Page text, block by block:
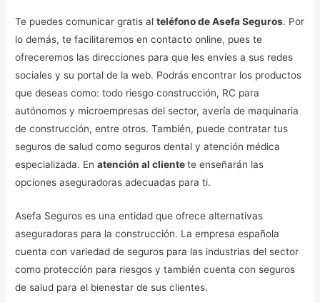
Te puedes comunicar gratis alteléfono de Asefa Seguros. Por
lo demás, te facilitaremos en contacto online, pues te
ofreceremos las direcciones para que les envíes a sus redes
sociales y su portal de la web. Podrás encontrar los productos
que deseas como: todo riesgo construcción, RC para
autónomos y microempresas del sector, avería de maquinaria
de construcción, entre otros. También, puede contratar tus
seguros de salud como seguros dental y atención médica
especializada. Enatención al clientete enseñarán las
opciones aseguradoras adecuadas para ti.
Asefa Seguros es una entidad que ofrece alternativas
aseguradoras para la construcción. La empresa española
cuenta con variedad de seguros para las industrias del sector
como protección para riesgos y también cuenta con seguros
de salud para el bienestar de sus clientes.